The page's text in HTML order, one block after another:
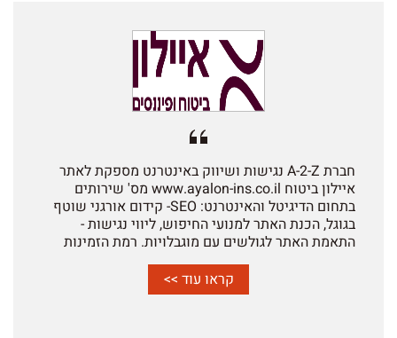
שנכפתה עלינו סל השירותים שמציעה החברה שודרג
ממליצה בחום על עבודה עם החברה לכל מי שלא מוכן
להתפשר על המקצועיות וההון האנושי כאחד.
חברת A-2-Z נגישות ושיווק באינטרנט מספקת לאתר
איילון ביטוח www.ayalon-ins.co.il מס' שירותים
בתחום הדיגיטל והאינטרנט: SEO- קידום אורגני שוטף
בגוגל, הכנת האתר למנועי החיפוש, ליווי נגישות -
התאמת האתר לגולשים עם מוגבלויות. רמת הזמינות
והשרות שאנו מקבלים מצוות A-2-Z גבוהה מאוד ואנו
נהנים מהעבודה המשותפת. החברה מבצעת את
המשימות לשביעות רצוננו תוך "חשיבה מחוץ לקופסא"
קראו עוד >>